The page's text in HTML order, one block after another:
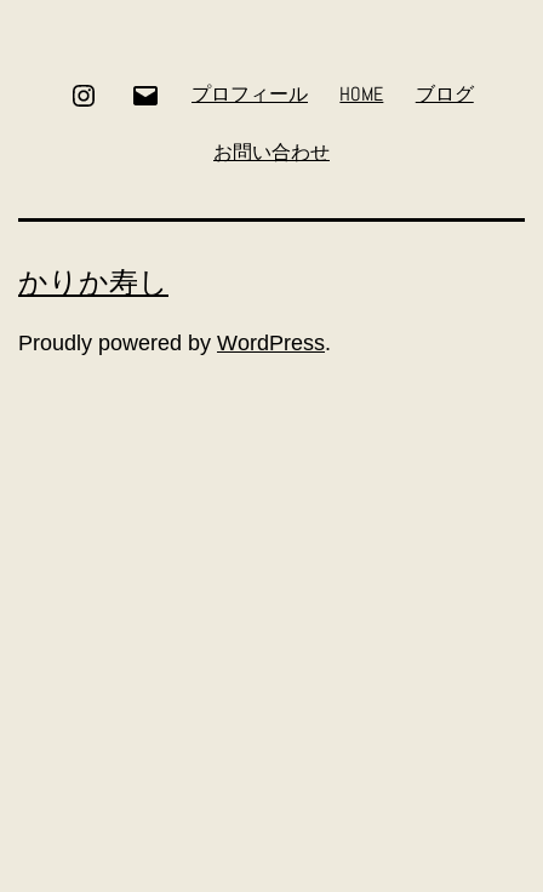
Instagram プロフィール HOME ブログ
お問い合わせ
かりか寿し
Proudly powered by WordPress.